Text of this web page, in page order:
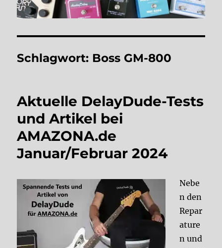
Schlagwort: Boss GM-800
Aktuelle DelayDude-Tests
und Artikel bei
AMAZONA.de
Januar/Februar 2024
Nebe
n den
Repar
ature
n und